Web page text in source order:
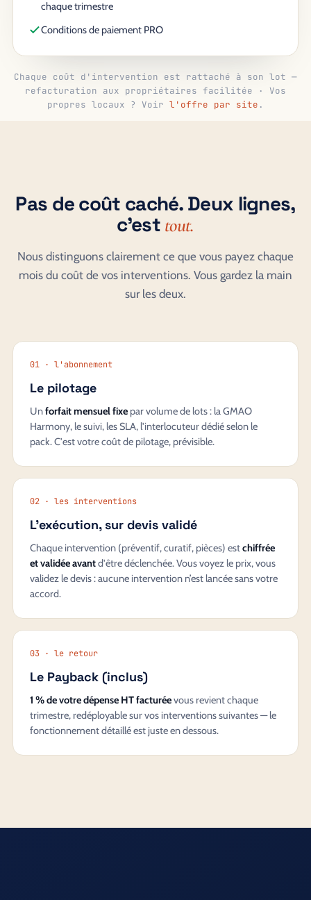
chaque trimestre
Conditions de paiement PRO
Chaque coût d'intervention est rattaché à son lot —
refacturation aux propriétaires facilitée · Vos
propres locaux ? Voir l'offre par site .
Pas de coût caché. Deux lignes,
c'est tout.
Nous distinguons clairement ce que vous payez chaque
mois du coût de vos interventions. Vous gardez la main
sur les deux.
01 · l'abonnement
Le pilotage
Unforfait mensuel fixe par volume de lots : la GMAO
Harmony, le suivi, les SLA, l'interlocuteur dédié selon le
pack. C'est votre coût de pilotage, prévisible.
02 · les interventions
L'exécution, sur devis validé
Chaque intervention (préventif, curatif, pièces) estchiffrée
et validée avantd'être déclenchée. Vous voyez le prix, vous
validez le devis : aucune intervention n’est lancée sans votre
accord.
03 · le retour
Le Payback (inclus)
1 % de votre dépense HT facturéevous revient chaque
trimestre, redéployable sur vos interventions suivantes — le
fonctionnement détaillé est juste en dessous.